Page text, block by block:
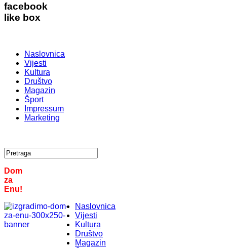
facebook
like box
Naslovnica
Vijesti
Kultura
Društvo
Magazin
Šport
Impressum
Marketing
Dom
za
Enu!
Naslovnica
Vijesti
Kultura
Društvo
Magazin